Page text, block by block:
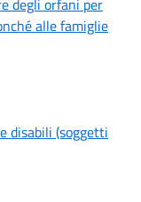
alle famiglie
disabili (soggetti